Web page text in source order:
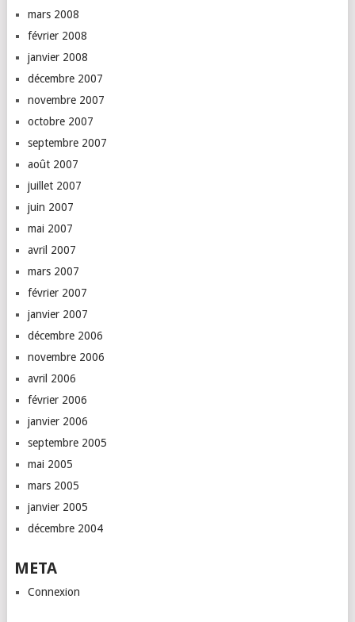
mars 2008
février 2008
janvier 2008
décembre 2007
novembre 2007
octobre 2007
septembre 2007
août 2007
juillet 2007
juin 2007
mai 2007
avril 2007
mars 2007
février 2007
janvier 2007
décembre 2006
novembre 2006
avril 2006
février 2006
janvier 2006
septembre 2005
mai 2005
mars 2005
janvier 2005
décembre 2004
META
Connexion